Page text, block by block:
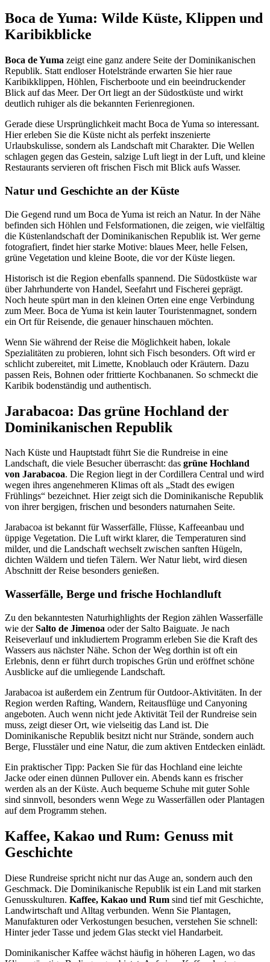
Boca de Yuma: Wilde Küste, Klippen und
Karibikblicke
Boca de Yuma zeigt eine ganz andere Seite der Dominikanischen
Republik. Statt endloser Hotelstrände erwarten Sie hier raue
Karibikklippen, Höhlen, Fischerboote und ein beeindruckender
Blick auf das Meer. Der Ort liegt an der Südostküste und wirkt
deutlich ruhiger als die bekannten Ferienregionen.
Gerade diese Ursprünglichkeit macht Boca de Yuma so interessant.
Hier erleben Sie die Küste nicht als perfekt inszenierte
Urlaubskulisse, sondern als Landschaft mit Charakter. Die Wellen
schlagen gegen das Gestein, salzige Luft liegt in der Luft, und kleine
Restaurants servieren oft frischen Fisch mit Blick aufs Wasser.
Natur und Geschichte an der Küste
Die Gegend rund um Boca de Yuma ist reich an Natur. In der Nähe
befinden sich Höhlen und Felsformationen, die zeigen, wie vielfältig
die Küstenlandschaft der Dominikanischen Republik ist. Wer gerne
fotografiert, findet hier starke Motive: blaues Meer, helle Felsen,
grüne Vegetation und kleine Boote, die vor der Küste liegen.
Historisch ist die Region ebenfalls spannend. Die Südostküste war
über Jahrhunderte von Handel, Seefahrt und Fischerei geprägt.
Noch heute spürt man in den kleinen Orten eine enge Verbindung
zum Meer. Boca de Yuma ist kein lauter Touristenmagnet, sondern
ein Ort für Reisende, die genauer hinschauen möchten.
Wenn Sie während der Reise die Möglichkeit haben, lokale
Spezialitäten zu probieren, lohnt sich Fisch besonders. Oft wird er
schlicht zubereitet, mit Limette, Knoblauch oder Kräutern. Dazu
passen Reis, Bohnen oder frittierte Kochbananen. So schmeckt die
Karibik bodenständig und authentisch.
Jarabacoa: Das grüne Hochland der
Dominikanischen Republik
Nach Küste und Hauptstadt führt Sie die Rundreise in eine
Landschaft, die viele Besucher überrascht: das grüne Hochland
von Jarabacoa. Die Region liegt in der Cordillera Central und wird
wegen ihres angenehmeren Klimas oft als „Stadt des ewigen
Frühlings“ bezeichnet. Hier zeigt sich die Dominikanische Republik
von ihrer bergigen, frischen und besonders naturnahen Seite.
Jarabacoa ist bekannt für Wasserfälle, Flüsse, Kaffeeanbau und
üppige Vegetation. Die Luft wirkt klarer, die Temperaturen sind
milder, und die Landschaft wechselt zwischen sanften Hügeln,
dichten Wäldern und tiefen Tälern. Wer Natur liebt, wird diesen
Abschnitt der Reise besonders genießen.
Wasserfälle, Berge und frische Hochlandluft
Zu den bekanntesten Naturhighlights der Region zählen Wasserfälle
wie derSalto de Jimenoa oder der Salto Baiguate. Je nach
Reiseverlauf und inkludiertem Programm erleben Sie die Kraft des
Wassers aus nächster Nähe. Schon der Weg dorthin ist oft ein
Erlebnis, denn er führt durch tropisches Grün und eröffnet schöne
Ausblicke auf die umliegende Landschaft.
Jarabacoa ist außerdem ein Zentrum für Outdoor-Aktivitäten. In der
Region werden Rafting, Wandern, Reitausflüge und Canyoning
angeboten. Auch wenn nicht jede Aktivität Teil der Rundreise sein
muss, zeigt dieser Ort, wie vielseitig das Land ist. Die
Dominikanische Republik besitzt nicht nur Strände, sondern auch
Berge, Flusstäler und eine Natur, die zum aktiven Entdecken einlädt.
Ein praktischer Tipp: Packen Sie für das Hochland eine leichte
Jacke oder einen dünnen Pullover ein. Abends kann es frischer
werden als an der Küste. Auch bequeme Schuhe mit guter Sohle
sind sinnvoll, besonders wenn Wege zu Wasserfällen oder Plantagen
auf dem Programm stehen.
Kaffee, Kakao und Rum: Genuss mit
Geschichte
Diese Rundreise spricht nicht nur das Auge an, sondern auch den
Geschmack. Die Dominikanische Republik ist ein Land mit starken
Genusskulturen. Kaffee, Kakao und Rum sind tief mit Geschichte,
Landwirtschaft und Alltag verbunden. Wenn Sie Plantagen,
Manufakturen oder Verkostungen besuchen, verstehen Sie schnell:
Hinter jeder Tasse und jedem Glas steckt viel Handarbeit.
Dominikanischer Kaffee wächst häufig in höheren Lagen, wo das